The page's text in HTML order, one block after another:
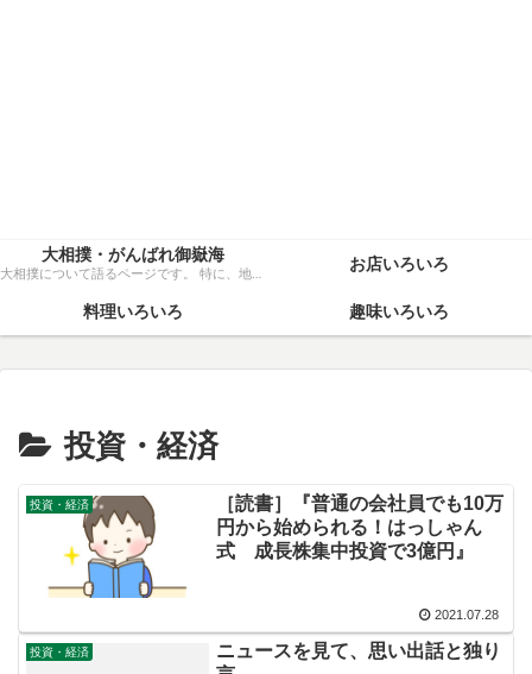
大相撲・がんばれ御嶽海
大相撲について語るページです。 特に、地元力士・御嶽海関を、粘り強く応援いたします！ お店いろいろ
料理いろいろ 趣味いろいろ
投資・経済
投資・経済
［読書］『普通の会社員でも10万
円から始められる！はっしゃん
式 成長株集中投資で3億円』
2021.07.28
投資・経済
ニュースを見て、思い出話と独り